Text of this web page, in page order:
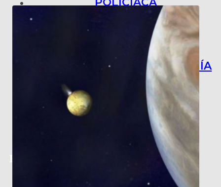
NACIONAL
INTERNACIONAL
ARTE, CIENCIA Y TECNOLOGÍA
COLUMNAS
BAJO LA LUPA
RASTROS Y ROSTROS
VÍNCULOS ANIMALES